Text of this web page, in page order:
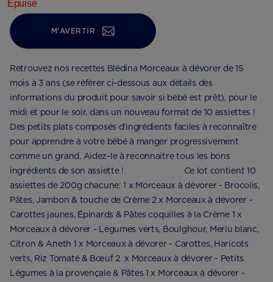
Epuisé
M'AVERTIR
Retrouvez nos recettes Blédina Morceaux à dévorer de 15
mois à 3 ans (se référer ci-dessous aux détails des
informations du produit pour savoir si bébé est prêt), pour le
midi et pour le soir, dans un nouveau format de 10 assiettes !
Des petits plats composés d'ingrédients faciles à reconnaître
pour apprendre à votre bébé à manger progressivement
comme un grand. Aidez-le à reconnaitre tous les bons
ingrédients de son assiette ! ⠀⠀⠀⠀⠀⠀⠀⠀⠀ Ce lot contient 10
assiettes de 200g chacune: 1 x Morceaux à dévorer - Brocolis,
Pâtes, Jambon & touche de Crème 2 x Morceaux à dévorer -
Carottes jaunes, Épinards & Pâtes coquilles à la Crème 1 x
Morceaux à dévorer - Légumes verts, Boulghour, Merlu blanc,
Citron & Aneth 1 x Morceaux à dévorer - Carottes, Haricots
verts, Riz Tomaté & Bœuf 2 x Morceaux à dévorer - Petits
Légumes à la provençale & Pâtes 1 x Morceaux à dévorer -